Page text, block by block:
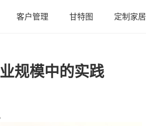
客户管理 甘特图 定制家居
规模中的实践